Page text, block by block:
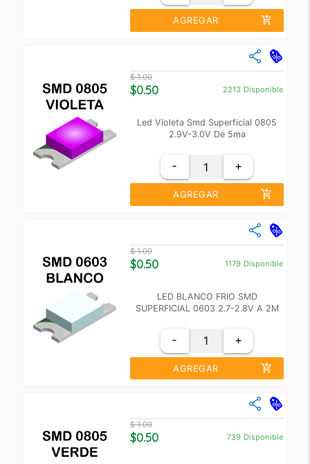
AGREGAR add_shopping_cart
close
Precio Unidad
+10
+100
$ 1.00
$0.50 2213 Disponible
Led Violeta Smd Superficial 0805
2.9V-3.0V De 5ma
- +
AGREGAR add_shopping_cart
close
Precio Unidad
+10
+100
$ 1.00
$0.50 1179 Disponible
LED BLANCO FRIO SMD
SUPERFICIAL 0603 2.7-2.8V A 2M
- +
AGREGAR add_shopping_cart
close
Precio Unidad
+10
+100
$ 1.00
$0.50 739 Disponible